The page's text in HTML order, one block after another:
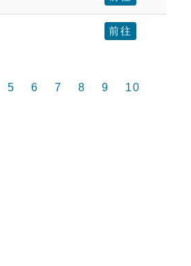
前往
5 6 7 8 9
10